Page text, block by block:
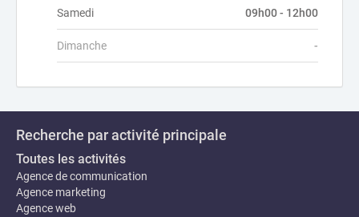
Samedi 09h00 - 12h00
Dimanche -
Recherche par activité principale
Toutes les activités
Agence de communication
Agence marketing
Agence web